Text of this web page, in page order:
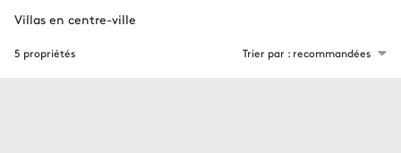
5 propriétés Trier par : recommandées
Villas en centre-ville